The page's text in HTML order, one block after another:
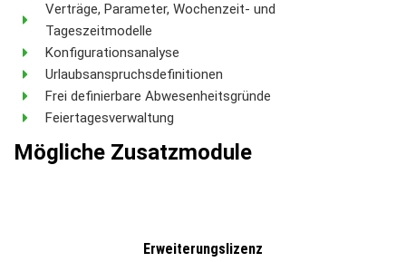
Verträge, Parameter, Wochenzeit- und
Tageszeitmodelle
Konfigurationsanalyse
Urlaubsanspruchsdefinitionen
Frei definierbare Abwesenheitsgründe
Feiertagesverwaltung
Mögliche Zusatzmodule
Erweiterungslizenz